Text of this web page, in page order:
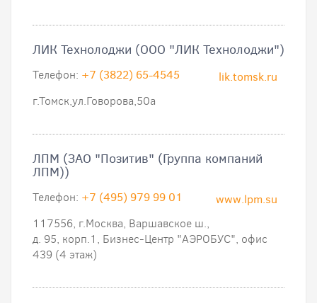
ЛИК Технолоджи (ООО "ЛИК Технолоджи")
lik.tomsk.ru
Телефон: +7 (3822) 65-4545
г.Томск,ул.Говорова,50а
ЛПМ (ЗАО "Позитив" (Группа компаний
ЛПМ))
www.lpm.su
Телефон: +7 (495) 979 99 01
117556, г.Москва, Варшавское ш.,
д. 95, корп.1, Бизнес-Центр "АЭРОБУС", офис
439 (4 этаж)